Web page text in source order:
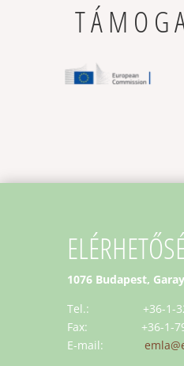
1076 Budapest,
Tel.: +36-1-
Fax: +36-1-
E-mail: